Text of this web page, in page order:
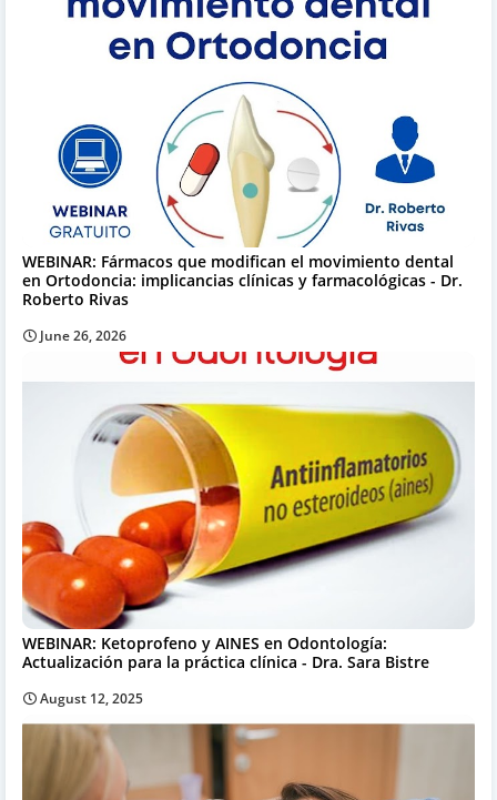
WEBINAR: Fármacos que modifican el movimiento dental
en Ortodoncia: implicancias clínicas y farmacológicas - Dr.
Roberto Rivas
June 26, 2026
WEBINAR: Ketoprofeno y AINES en Odontología:
Actualización para la práctica clínica - Dra. Sara Bistre
August 12, 2025